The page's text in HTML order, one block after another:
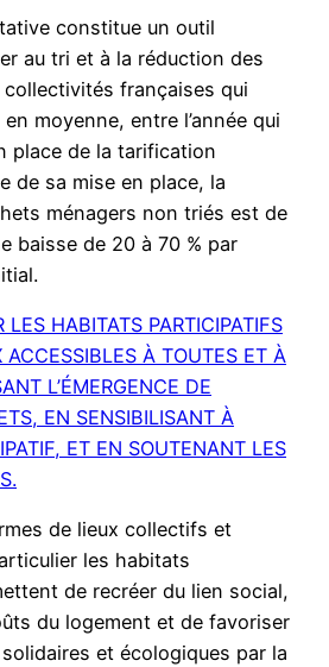
constitue un outil
au tri et à la réduction des
françaises qui
moyenne, entre l’année qui
place de la tarification
de sa mise en place, la
ménagers non triés est de
baisse de 20 à 70 % par
HABITATS PARTICIPATIFS
ACCESSIBLES À TOUTES ET À
L’ÉMERGENCE DE
EN SENSIBILISANT À
ET EN SOUTENANT LES
de lieux collectifs et
les habitats
de recréer du lien social,
du logement et de favoriser
et écologiques par la